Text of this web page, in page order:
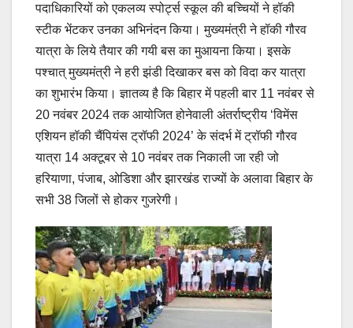
पदाधिकारियों को एकलव्य स्पोर्ट्स स्कूल की बच्चियों ने हॉकी
स्टीक भेंटकर उनका अभिनंदन किया। मुख्यमंत्री ने हॉकी गौरव
यात्रा के लिये तैयार की गयी बस का मुआयना किया। इसके
पश्चात् मुख्यमंत्री ने हरी झंडी दिखाकर बस को विदा कर यात्रा
का शुभारंभ किया। ज्ञातव्य है कि बिहार में पहली बार 11 नवंबर से
20 नवंबर 2024 तक आयोजित होनेवाली अंतर्राष्ट्रीय ‘विमेंस
एशियन हॉकी चैंपियंस ट्रॉफी 2024’ के संदर्भ में ट्रॉफी गौरव
यात्रा 14 अक्टूबर से 10 नवंबर तक निकाली जा रही जो
हरियाणा, पंजाब, ओडिशा और झारखंड राज्यों के अलावा बिहार के
सभी 38 जिलों से होकर गुजरेगी।